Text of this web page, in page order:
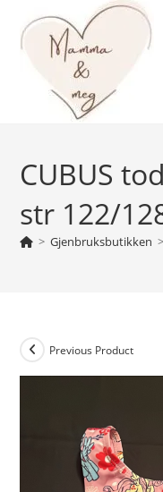
content
CUBUS
str 122/
> Gjenbruksbutikken >
Previous Product